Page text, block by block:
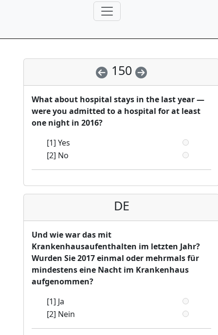
150
What about hospital stays in the last year —
were you admitted to a hospital for at least
one night in 2016?
[1] Yes
[2] No
DE
Und wie war das mit
Krankenhausaufenthalten im letzten Jahr?
Wurden Sie 2017 einmal oder mehrmals für
mindestens eine Nacht im Krankenhaus
aufgenommen?
[1] Ja
[2] Nein